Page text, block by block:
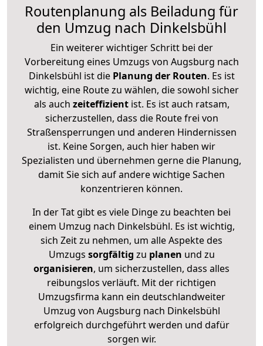
Routenplanung als Beiladung für
den Umzug nach Dinkelsbühl
Ein weiterer wichtiger Schritt bei der
Vorbereitung eines Umzugs von Augsburg nach
Dinkelsbühl ist diePlanung der Routen. Es ist
wichtig, eine Route zu wählen, die sowohl sicher
als auch zeiteffizientist. Es ist auch ratsam,
sicherzustellen, dass die Route frei von
Straßensperrungen und anderen Hindernissen
ist. Keine Sorgen, auch hier haben wir
Spezialisten und übernehmen gerne die Planung,
damit Sie sich auf andere wichtige Sachen
konzentrieren können.
In der Tat gibt es viele Dinge zu beachten bei
einem Umzug nach Dinkelsbühl. Es ist wichtig,
sich Zeit zu nehmen, um alle Aspekte des
Umzugs sorgfältig zu planen und zu
organisieren, um sicherzustellen, dass alles
reibungslos verläuft. Mit der richtigen
Umzugsfirma kann ein deutschlandweiter
Umzug von Augsburg nach Dinkelsbühl
erfolgreich durchgeführt werden und dafür
sorgen wir.